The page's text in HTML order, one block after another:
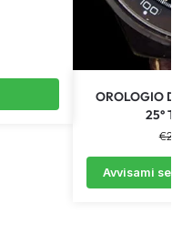
OROLOGIO
25°
€
Avvisami